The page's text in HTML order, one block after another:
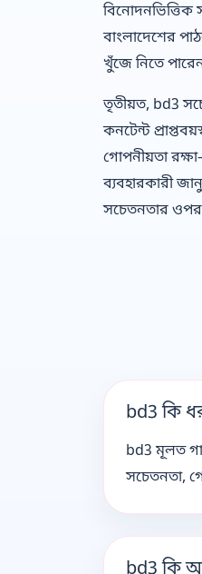
বিনোদনভিত্তিক
বাংলাদেশের
খুঁজে নিতে
তৃতীয়ত, bd3
কনটেন্ট
গোপনীয়তা
ব্যবহারকারী
সচেতনতার
bd3 কি
bd3 মূলত
সচেতনতা,
bd3 কি